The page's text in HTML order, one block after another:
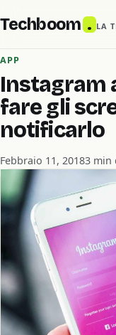
Techboom . LA
APP
Instagram
fare gli
notificarlo
Febbraio 11, 20183 min